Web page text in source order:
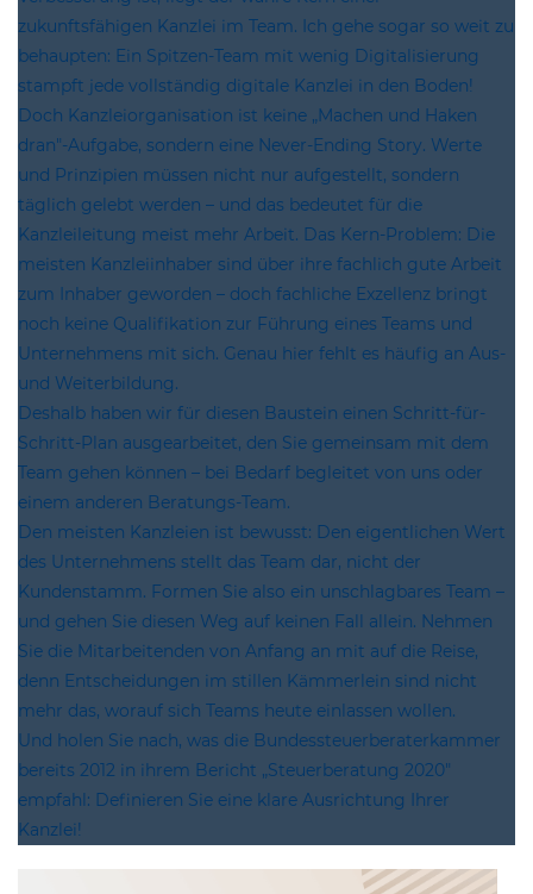
zukunftsfähigen Kanzlei im Team. Ich gehe sogar so weit zu
behaupten: Ein Spitzen-Team mit wenig Digitalisierung
stampft jede vollständig digitale Kanzlei in den Boden!
Doch Kanzleiorganisation ist keine „Machen und Haken
dran"-Aufgabe, sondern eine Never-Ending Story. Werte
und Prinzipien müssen nicht nur aufgestellt, sondern
täglich gelebt werden – und das bedeutet für die
Kanzleileitung meist mehr Arbeit. Das Kern-Problem: Die
meisten Kanzleiinhaber sind über ihre fachlich gute Arbeit
zum Inhaber geworden – doch fachliche Exzellenz bringt
noch keine Qualifikation zur Führung eines Teams und
Unternehmens mit sich. Genau hier fehlt es häufig an Aus-
und Weiterbildung.
Deshalb haben wir für diesen Baustein einen Schritt-für-
Schritt-Plan ausgearbeitet, den Sie gemeinsam mit dem
Team gehen können – bei Bedarf begleitet von uns oder
einem anderen Beratungs-Team.
Den meisten Kanzleien ist bewusst: Den eigentlichen Wert
des Unternehmens stellt das Team dar, nicht der
Kundenstamm. Formen Sie also ein unschlagbares Team –
und gehen Sie diesen Weg auf keinen Fall allein. Nehmen
Sie die Mitarbeitenden von Anfang an mit auf die Reise,
denn Entscheidungen im stillen Kämmerlein sind nicht
mehr das, worauf sich Teams heute einlassen wollen.
Und holen Sie nach, was die Bundessteuerberaterkammer
bereits 2012 in ihrem Bericht „Steuerberatung 2020"
empfahl: Definieren Sie eine klare Ausrichtung Ihrer
Kanzlei!